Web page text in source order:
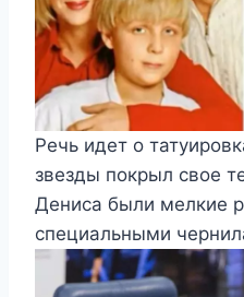
Речь идет о
звезды покрыл свое
Дениса были мелкие
специальными